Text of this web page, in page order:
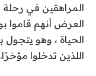
المراهقين في رحلة
العرض أنهم قاموا
الحياة ، وهو
اللذين تدخلوا مؤخرًا.